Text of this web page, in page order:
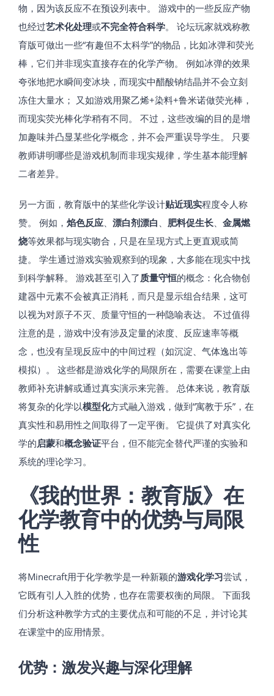
物，因为该反应不在预设列表中。 游戏中的一些反应产物
也经过艺术化处理或不完全符合科学。 论坛玩家就戏称教
育版可做出一些“有趣但不太科学”的物品，比如冰弹和荧光
棒，它们并非现实直接存在的化学产物​。 例如冰弹的效果
夸张地把水瞬间变冰块，而现实中醋酸钠结晶并不会立刻
冻住大量水； 又如游戏用聚乙烯+染料+鲁米诺做荧光棒，
而现实荧光棒化学稍有不同。 不过，这些改编的目的是增
加趣味并凸显某些化学概念，并不会严重误导学生。 只要
教师讲明哪些是游戏机制而非现实规律，学生基本能理解
二者差异。
另一方面，教育版中的某些化学设计贴近现实程度令人称
赞。 例如， 焰色反应、 漂白剂漂白 肥料促生长、 金属燃
烧等效果都与现实吻合，只是在呈现方式上更直观或简
捷。 学生通过游戏实验观察到的现象，大多能在现实中找
到科学解释。 游戏甚至引入了 质量守恒的概念：化合物创
建器中元素不会被真正消耗，而只是显示组合结果，这可
以视为对原子不灭、质量守恒的一种隐喻表达​。 不过值得
注意的是，游戏中没有涉及定量的浓度、反应速率等概
念，也没有呈现反应中的中间过程（如沉淀、气体逸出等
模拟）。 这些都是游戏化学的局限所在，需要在课堂上由
教师补充讲解或通过真实演示来完善。 总体来说，教育版
将复杂的化学以模型化方式融入游戏，做到“寓教于乐”，在
真实性和易用性之间取得了一定平衡。 它提供了对真实化
学的启蒙和概念验证平台，但不能完全替代严谨的实验和
系统的理论学习。
《我的世界：教育版》在
化学教育中的优势与局限
性
将Minecraft用于化学教学是一种新颖的游戏化学习尝试，
它既有引人入胜的优势，也存在需要权衡的局限。 下面我
们分析这种教学方式的主要优点和可能的不足，并讨论其
在课堂中的应用情景。
优势：激发兴趣与深化理解